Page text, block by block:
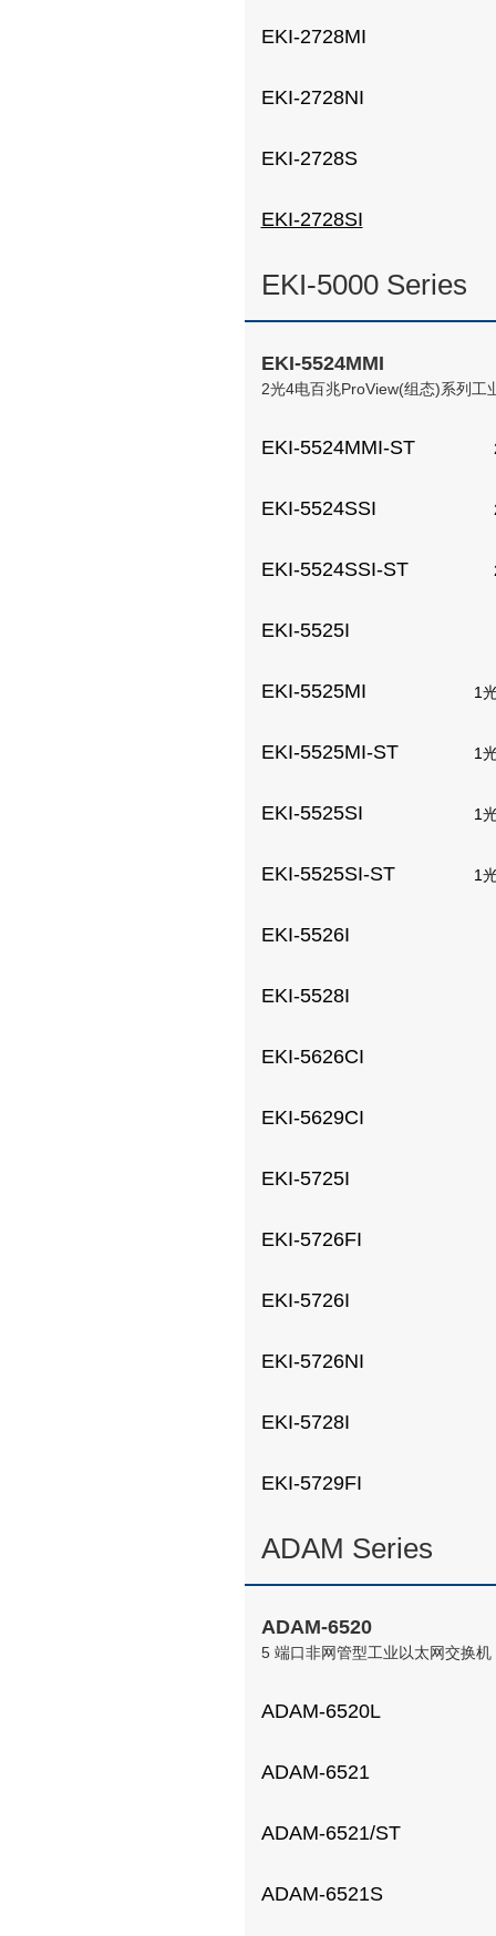
EKI-2728MI
EKI-2728NI
EKI-2728S
EKI-2728SI
EKI-5000 Series
EKI-5524MMI
2光4电百兆ProView(组态)系列工
EKI-5524MMI-ST
EKI-5524SSI
EKI-5524SSI-ST
EKI-5525I
EKI-5525MI 1
EKI-5525MI-ST 1
EKI-5525SI 1
EKI-5525SI-ST 1
EKI-5526I
EKI-5528I
EKI-5626CI
EKI-5629CI
EKI-5725I
EKI-5726FI
EKI-5726I
EKI-5726NI
EKI-5728I
EKI-5729FI
ADAM Series
ADAM-6520
5 端口非网管型工业以太网交换机
ADAM-6520L
ADAM-6521
ADAM-6521/ST
ADAM-6521S